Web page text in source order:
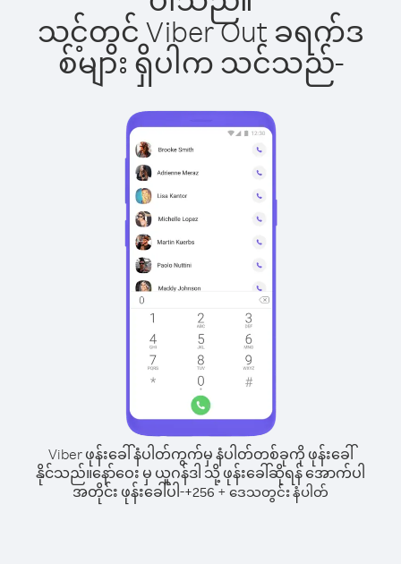
သင့်တွင် Viber Out ခရက်ဒ
စ်များ ရှိပါက သင်သည်-
Viber ဖုန်းခေါ်နံပါတ်ကွက်မှ နံပါတ်တစ်ခုကို ဖုန်းခေါ်
နိုင်သည်။နော်ဝေး မှ ယူဂန်ဒါ သို့ ဖုန်းခေါ်ဆိုရန် အောက်ပါ
အတိုင်း ဖုန်းခေါ်ပါ-+256+ဒေသတွင်း နံပါတ်